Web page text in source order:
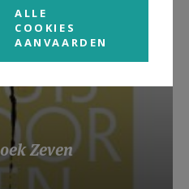
Zeven
ALLE
COOKIES
AANVAARDEN